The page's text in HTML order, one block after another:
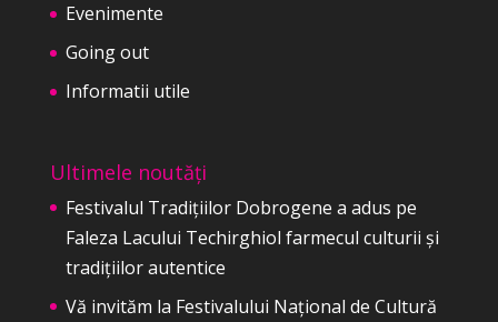
Evenimente
Going out
Informatii utile
Ultimele noutăți
Festivalul Tradițiilor Dobrogene a adus pe
Faleza Lacului Techirghiol farmecul culturii și
tradițiilor autentice
Vă invităm la Festivalului Național de Cultură